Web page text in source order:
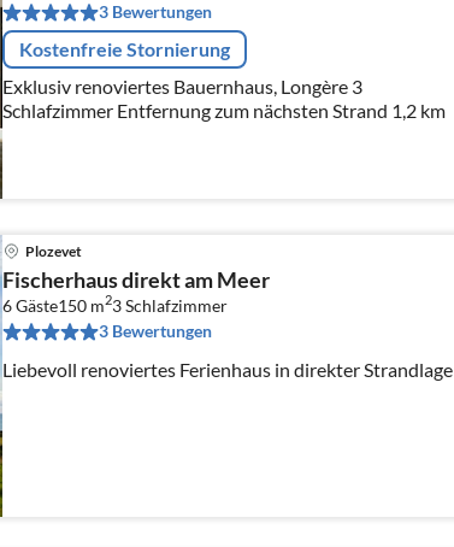
3 Bewertungen
Kostenfreie Stornierung
Exklusiv renoviertes Bauernhaus, Longère 3
Schlafzimmer Entfernung zum nächsten Strand 1,2 km
Plozevet
Fischerhaus direkt am Meer
6 Gäste150 m23Schlafzimmer
3 Bewertungen
Liebevoll renoviertes Ferienhaus in direkter Strandlage